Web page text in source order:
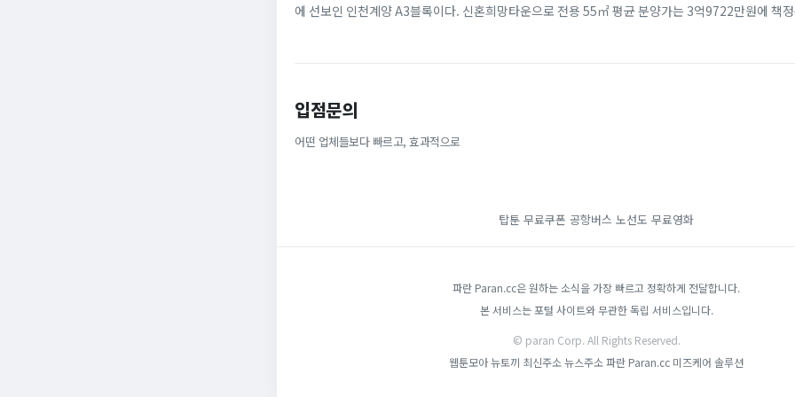
에 선보인 인천계양 A3블록이다. 신혼희망타운으로 전용 55㎡ 평균 분양가는 3억9722만원에 책
입점문의
어떤 업체들보다 빠르고, 효과적으로
탑툰 무료쿠폰 공항버스 노선도 무료영화
파란 Paran.cc은 원하는 소식을 가장 빠르고 정확하게 전달합니다.
본 서비스는 포털 사이트와 무관한 독립 서비스입니다.
© paran Corp. All Rights Reserved.
웹툰모아뉴토끼 최신주소뉴스주소파란 Paran.cc 미즈케어 솔루션